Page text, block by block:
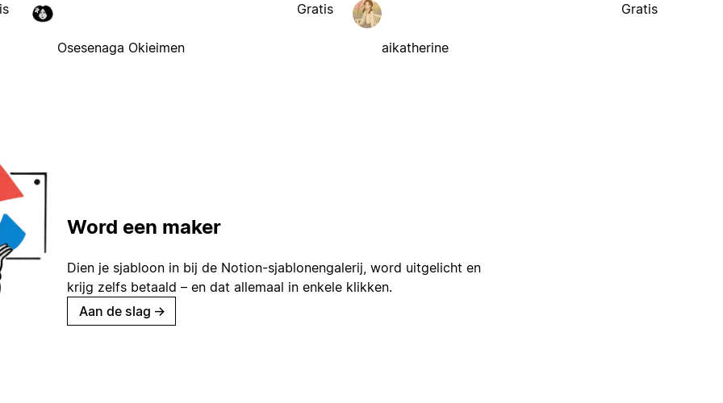
Osesenaga Okieimen
Gratis
aikatherine
Gratis
Word een maker
Dien je sjabloon in bij de Notion-sjablonengalerij, word uitgelicht en
krijg zelfs betaald – en dat allemaal in enkele klikken.
Aan de slag →